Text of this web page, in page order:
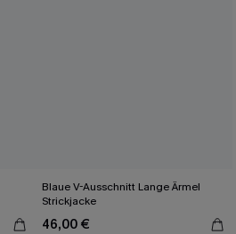
Blaue V-Ausschnitt Lange Ärmel
Strickjacke
46,00 €